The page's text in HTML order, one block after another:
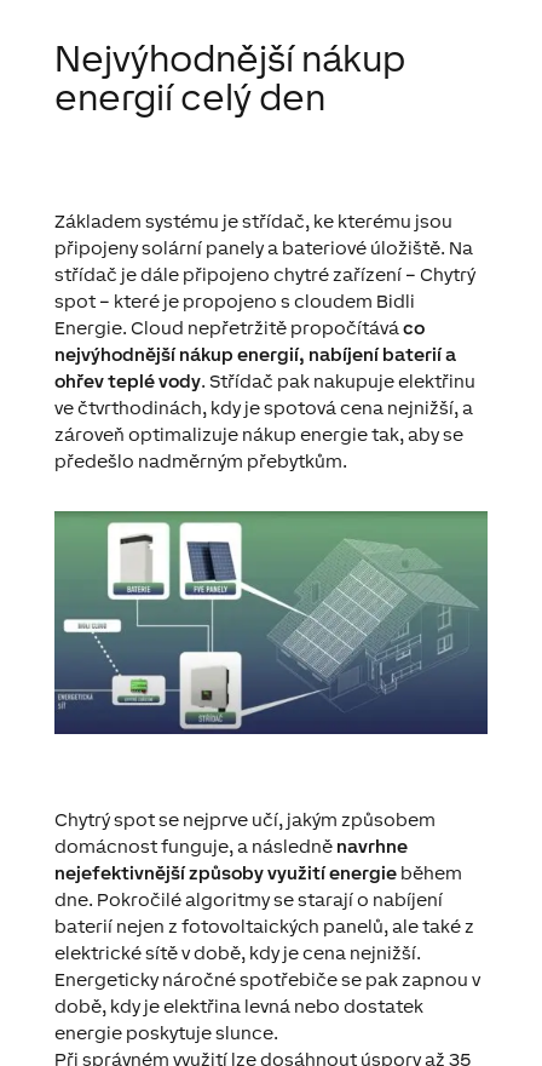
Nejvýhodnější nákup
energií celý den
Základem systému je střídač, ke kterému jsou
připojeny solární panely a bateriové úložiště. Na
střídač je dále připojeno chytré zařízení – Chytrý
spot – které je propojeno s cloudem Bidli
Energie. Cloud nepřetržitě propočítává co
nejvýhodnější nákup energií, nabíjení baterií a
ohřev teplé vody. Střídač pak nakupuje elektřinu
ve čtvrthodinách, kdy je spotová cena nejnižší, a
zároveň optimalizuje nákup energie tak, aby se
předešlo nadměrným přebytkům.
Chytrý spot se nejprve učí, jakým způsobem
domácnost funguje, a následně navrhne
nejefektivnější způsoby využití energieběhem
dne. Pokročilé algoritmy se starají o nabíjení
baterií nejen z fotovoltaických panelů, ale také z
elektrické sítě v době, kdy je cena nejnižší.
Energeticky náročné spotřebiče se pak zapnou v
době, kdy je elektřina levná nebo dostatek
energie poskytuje slunce.
Při správném využití lze dosáhnout úspory až 35